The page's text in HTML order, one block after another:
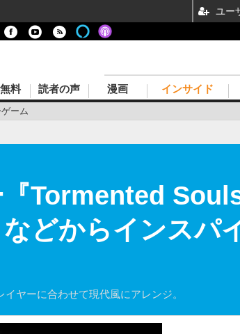
ーム
料 読者の声 漫画 インサイド
Tormented
どからインスパ
ヤーに合わせて現代風にアレンジ。
ユー